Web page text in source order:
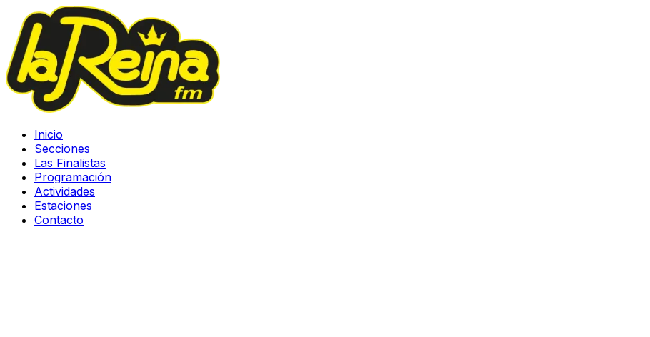
Inicio
Secciones
Las Finalistas
Programación
Actividades
Estaciones
Contacto